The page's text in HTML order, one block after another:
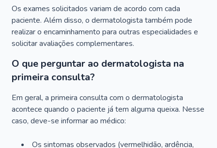
Os exames solicitados variam de acordo com cada
paciente. Além disso, o dermatologista também pode
realizar o encaminhamento para outras especialidades e
solicitar avaliações complementares.
O que perguntar ao dermatologista na
primeira consulta?
Em geral, a primeira consulta com o dermatologista
acontece quando o paciente já tem alguma queixa. Nesse
caso, deve-se informar ao médico:
Os sintomas observados (vermelhidão, ardência,